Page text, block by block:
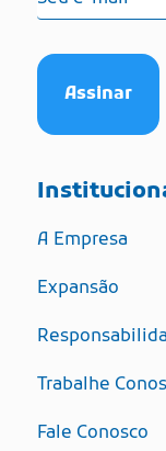
A Empresa
Expansão
Trabalhe
Fale Conosco